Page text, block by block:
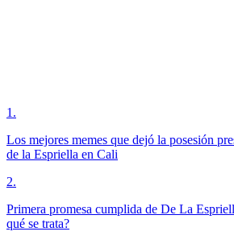
1 .
Los mejores memes que dejó la posesión
de la Espriella en Cali
2.
Primera promesa cumplida de De La
qué se trata?